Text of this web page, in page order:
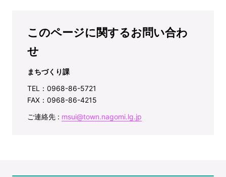
このページに関するお問い合わ
せ
まちづくり課
TEL：0968-86-5721
FAX：0968-86-4215
ご連絡先 : msui@town.nagomi.lg.jp